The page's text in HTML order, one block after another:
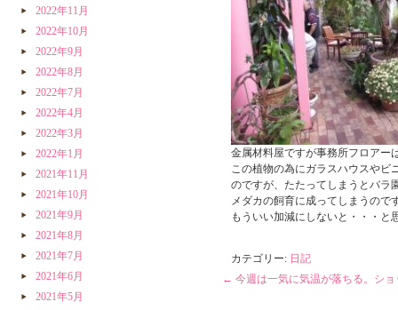
2022年11月
2022年10月
2022年9月
2022年8月
2022年7月
2022年4月
2022年3月
2022年1月
2021年11月
2021年10月
2021年9月
2021年8月
2021年7月
2021年6月
2021年5月
金属材料屋ですが事務所フロアー
この植物の為にガラスハウスやビ
のですが、たたってしまうとバラ
メダカの飼育に成ってしまうので
もういい加減にしないと・・・と
カテゴリー: 日記
← 今週は一気に気温が落ちる。シ